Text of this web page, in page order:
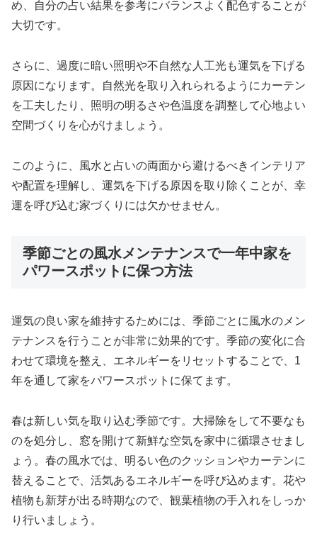
め、自分の占い結果を参考にバランスよく配色することが
大切です。
さらに、過度に暗い照明や不自然な人工光も運気を下げる
原因になります。自然光を取り入れられるようにカーテン
を工夫したり、照明の明るさや色温度を調整して心地よい
空間づくりを心がけましょう。
このように、風水と占いの両面から避けるべきインテリア
や配置を理解し、運気を下げる原因を取り除くことが、幸
運を呼び込む家づくりには欠かせません。
季節ごとの風水メンテナンスで一年中家を
パワースポットに保つ方法
運気の良い家を維持するためには、季節ごとに風水のメン
テナンスを行うことが非常に効果的です。季節の変化に合
わせて環境を整え、エネルギーをリセットすることで、1
年を通して家をパワースポットに保てます。
春は新しい気を取り込む季節です。大掃除をして不要なも
のを処分し、窓を開けて新鮮な空気を家中に循環させまし
ょう。春の風水では、明るい色のクッションやカーテンに
替えることで、活気あるエネルギーを呼び込めます。花や
植物も新芽が出る時期なので、観葉植物の手入れをしっか
り行いましょう。